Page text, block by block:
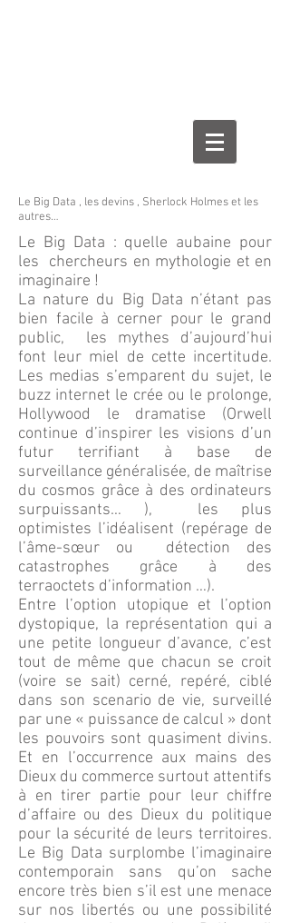
Le Big Data : quelle aubaine pour
les chercheurs en mythologie et en
imaginaire !
La nature du Big Data n’étant pas
bien facile à cerner pour le grand
public, les mythes d’aujourd’hui
font leur miel de cette incertitude.
Les medias s’emparent du sujet, le
buzz internet le crée ou le prolonge,
Hollywood le dramatise (Orwell
continue d’inspirer les visions d’un
futur terrifiant à base de
surveillance généralisée, de maîtrise
du cosmos grâce à des ordinateurs
surpuissants… ), les plus
optimistes l’idéalisent (repérage de
l’âme-sœur ou détection des
catastrophes grâce à des
terraoctets d’information …).
Entre l’option utopique et l’option
dystopique, la représentation qui a
une petite longueur d’avance, c’est
tout de même que chacun se croit
(voire se sait) cerné, repéré, ciblé
dans son scenario de vie, surveillé
par une « puissance de calcul » dont
les pouvoirs sont quasiment divins.
Et en l’occurrence aux mains des
Dieux du commerce surtout attentifs
à en tirer partie pour leur chiffre
d’affaire ou des Dieux du politique
pour la sécurité de leurs territoires.
Le Big Data surplombe l’imaginaire
contemporain sans qu’on sache
encore très bien s’il est une menace
sur nos libertés ou une possibilité
Le Big Data , les devins , Sherlock Holmes et les
autres…